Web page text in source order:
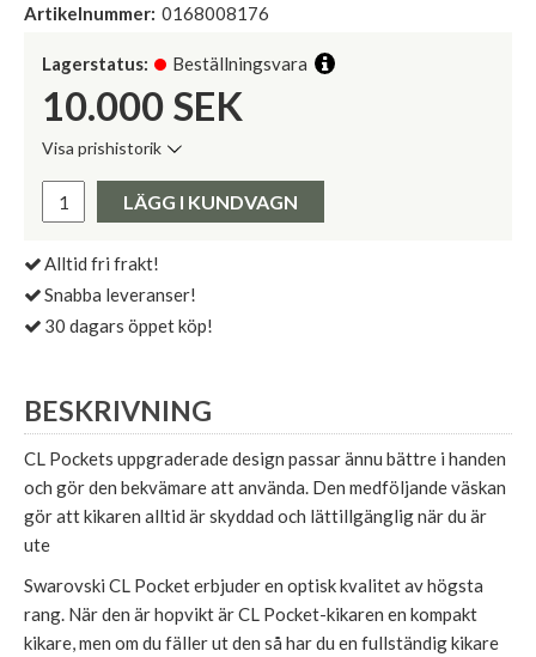
Artikelnummer: 0168008176
Lagerstatus: Beställningsvara
10.000 SEK
Visa prishistorik
Pris:
LÄGG I KUNDVAGN
Alltid fri frakt!
Snabba leveranser!
30 dagars öppet köp!
BESKRIVNING
CL Pockets uppgraderade design passar ännu bättre i handen
och gör den bekvämare att använda. Den medföljande väskan
gör att kikaren alltid är skyddad och lättillgänglig när du är
ute
Swarovski CL Pocket erbjuder en optisk kvalitet av högsta
rang. När den är hopvikt är CL Pocket-kikaren en kompakt
kikare, men om du fäller ut den så har du en fullständig kikare